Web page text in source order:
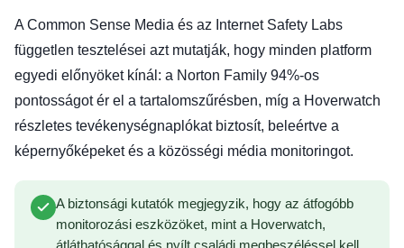
A Common Sense Media és az Internet Safety Labs
független tesztelései azt mutatják, hogy minden platform
egyedi előnyöket kínál: a Norton Family 94%-os
pontosságot ér el a tartalomszűrésben, míg a Hoverwatch
részletes tevékenységnaplókat biztosít, beleértve a
képernyőképeket és a közösségi média monitoringot.
A biztonsági kutatók megjegyzik, hogy az átfogóbb
monitorozási eszközöket, mint a Hoverwatch,
átláthatósággal és nyílt családi megbeszéléssel kell